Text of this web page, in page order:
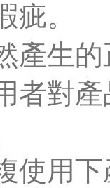
疵。
產生
者對
使用